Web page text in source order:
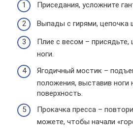
Приседания, усложните
Выпады с гирями, цепочка
Плие с весом – присядьте,
ноги.
Ягодичный мостик –
положения, выставив
поверхность.
Прокачка пресса –
можете, чтобы начали